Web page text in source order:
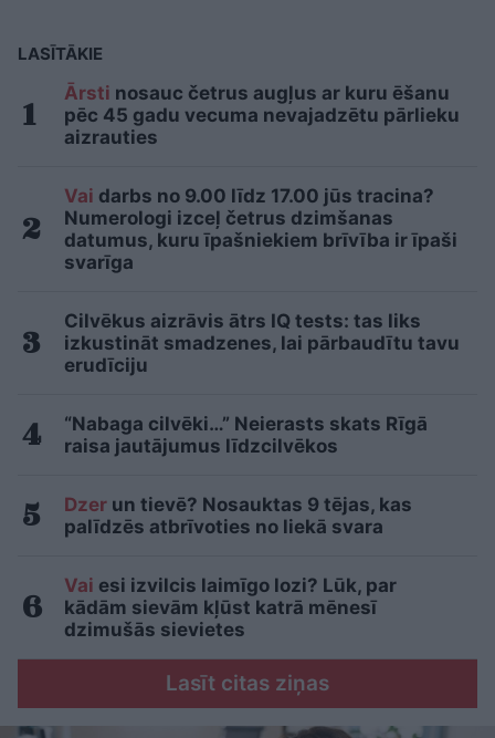
LASĪTĀKIE
Ārsti nosauc četrus augļus ar kuru ēšanu
pēc 45 gadu vecuma nevajadzētu pārlieku
aizrauties
Vai darbs no 9.00 līdz 17.00 jūs tracina?
Numerologi izceļ četrus dzimšanas
datumus, kuru īpašniekiem brīvība ir īpaši
svarīga
Cilvēkus aizrāvis ātrs IQ tests: tas liks
izkustināt smadzenes, lai pārbaudītu tavu
erudīciju
“Nabaga cilvēki…” Neierasts skats Rīgā
raisa jautājumus līdzcilvēkos
Dzer un tievē? Nosauktas 9 tējas, kas
palīdzēs atbrīvoties no liekā svara
Vai esi izvilcis laimīgo lozi? Lūk, par
kādām sievām kļūst katrā mēnesī
dzimušās sievietes
Lasīt citas ziņas